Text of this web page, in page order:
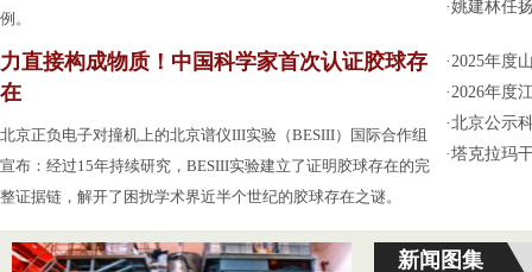
例。
力直接构成物质！中国科学家首次认证胶球存
在
北京正负电子对撞机上的北京谱仪III实验（BESIII）国际合作组
宣布：经过15年持续研究，BESIII实验建立了证明胶球存在的完
整证据链，解开了困扰学术界近半个世纪的胶球存在之谜。
·姚建林任
·2025年度
·2026年度
·北京公示
·塔克拉玛
新闻图集